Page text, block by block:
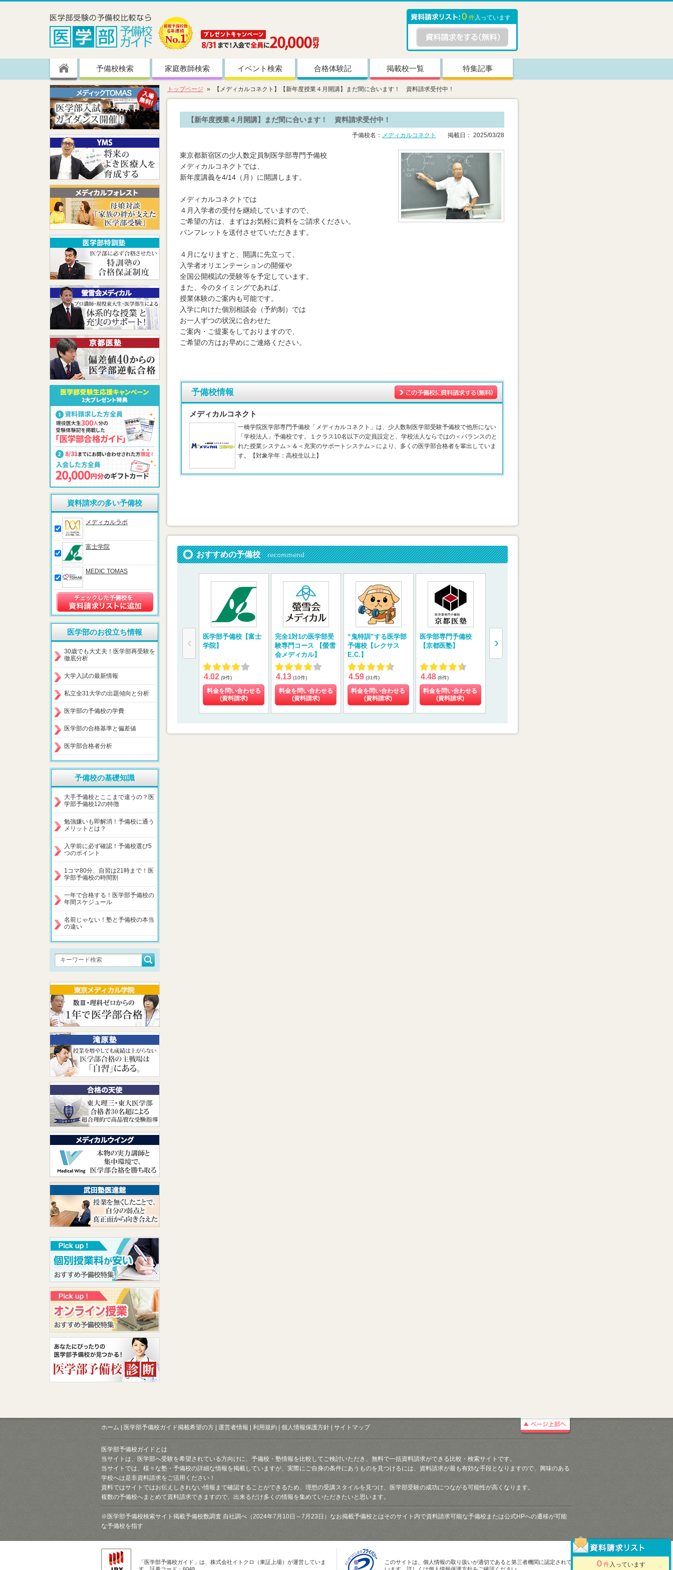
0 件入っています
予備校検索 家庭教師検索 イベント検索 合格体験記 掲載校一覧 特集記事
トップページ 【メディカルコネクト】【新年度授業４月開講】まだ間に合います！ 資料請求受付中！
【新年度授業４月開講】まだ間に合います！ 資料請求受付中！
予備校名： メディカルコネクト 掲載日： 2025/03/28
東京都新宿区の少人数定員制医学部専門予備校
メディカルコネクトでは、
新年度講義を4/14（月）に開講します。
メディカルコネクトでは
４月入学者の受付を継続していますので、
ご希望の方は、まずはお気軽に資料をご請求ください。
パンフレットを送付させていただきます。
４月になりますと、開講に先立って、
入学者オリエンテーションの開催や
全国公開模試の受験等を予定しています。
また、今のタイミングであれば、
授業体験のご案内も可能です。
入学に向けた個別相談会（予約制）では
お一人ずつの状況に合わせた
ご案内・ご提案をしておりますので、
ご希望の方はお早めにご連絡ください。
予備校情報
メディカルコネクト
一橋学院医学部専門予備校「メディカルコネクト」は、少人数制医学部受験予備校で他所にない
「学校法人」予備校です。１クラス10名以下の定員設定と、学校法人ならではの＜バランスのと
れた授業システム＞＆＜充実のサポートシステム＞により、多くの医学部合格者を輩出していま
す。【対象学年：高校生以上】
おすすめの予備校 recommend
医学部予備校【富士
学院】
4.02 (9件)
料金を問い合わせる
(資料請求)
完全1対1の医学部受
験専門コース 【螢雪
会メディカル】
4.13 (10件)
料金を問い合わせる
(資料請求)
“鬼特訓”する医学部
予備校【レクサス
E.C.】
4.59 (31件)
料金を問い合わせる
(資料請求)
医学部専門予備校
【京都医塾】
4.48 (8件)
料金を問い合わせる
(資料請求)
【YMS（代々木メデ
0 件入っています
資料請求の多い予備校
メディカルラボ
富士学院
MEDIC TOMAS
医学部のお役立ち情報
30歳でも大丈夫！医学部再受験を
徹底分析
大学入試の最新情報
私立全31大学の出題傾向と分析
医学部の予備校の学費
医学部の合格基準と偏差値
医学部合格者分析
予備校の基礎知識
大手予備校とここまで違うの？医
学部予備校12の特徴
勉強嫌いも即解消！予備校に通う
メリットとは？
入学前に必ず確認！予備校選び5
つのポイント
1コマ80分、自習は21時まで！医
学部予備校の時間割
一年で合格する！医学部予備校の
年間スケジュール
名前じゃない！塾と予備校の本当
の違い
ホーム 医学部予備校ガイド掲載希望の方 運営者情報 利用規約 個人情報保護方針 サイトマップ
医学部予備校ガイドとは
当サイトは、医学部へ受験を希望されている方向けに、予備校・塾情報を比較してご検討いただき、無料で一括資料請求ができる比較・検索サイトです。
当サイトでは、様々な塾・予備校の詳細な情報を掲載していますが、実際にご自身の条件にあうものを見つけるには、資料請求が最も有効な手段となりますので、興味のある
学校へは是非資料請求をご活用ください！
資料ではサイトではお伝えしきれない情報まで確認することができるため、理想の受講スタイルを見つけ、医学部受験の成功につながる可能性が高くなります。
複数の予備校へまとめて資料請求できますので、出来るだけ多くの情報を集めていただきたいと思います。
※医学部予備校検索サイト掲載予備校数調査 自社調べ（2024年7月10日～7月23日）なお掲載予備校とはそのサイト内で資料請求可能な予備校または公式HPへの遷移が可能
な予備校を指す
「医学部予備校ガイド」は、株式会社イトクロ（東証上場）が運営していま
す。証券コード：6049
このサイトは、個人情報の取り扱いが適切であると第三者機関に認定されて
います。詳しくは個人情報保護方針をご確認ください。